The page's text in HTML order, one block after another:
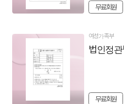
무료회원
여성가족부
법인정
무료회원